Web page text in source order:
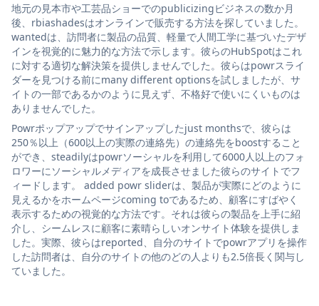
地元の見本市や工芸品ショーでのpublicizingビジネスの数か月
後、rbiashadesはオンラインで販売する方法を探していました。
wantedは、訪問者に製品の品質、軽量で人間工学に基づいたデザ
インを視覚的に魅力的な方法で示します。彼らのHubSpotはこれ
に対する適切な解決策を提供しませんでした。彼らはpowrスライ
ダーを見つける前にmany different optionsを試しましたが、サ
イトの一部であるかのように見えず、不格好で使いにくいものは
ありませんでした。
Powrポップアップでサインアップしたjust monthsで、彼らは
250％以上（600以上の実際の連絡先）の連絡先をboostすること
ができ、steadilyはpowrソーシャルを利用して6000人以上のフォ
ロワーにソーシャルメディアを成長させました彼らのサイトでフ
ィードします。 added powr sliderは、製品が実際にどのように
見えるかをホームページcoming toであるため、顧客にすばやく
表示するための視覚的な方法です。それは彼らの製品を上手に紹
介し、シームレスに顧客に素晴らしいオンサイト体験を提供しま
した。実際、彼らはreported、自分のサイトでpowrアプリを操作
した訪問者は、自分のサイトの他のどの人よりも2.5倍長く関与し
ていました。